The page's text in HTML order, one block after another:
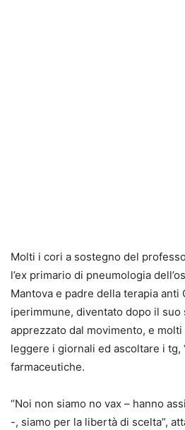
Molti i cori a sostegno del
l’ex primario di pneumologia
Mantova e padre della terapia anti
iperimmune, diventato dopo il
apprezzato dal movimento, e
leggere i giornali ed ascoltare i tg,
farmaceutiche.
“Noi non siamo no vax – hanno
-, siamo per la libertà di scelta”,